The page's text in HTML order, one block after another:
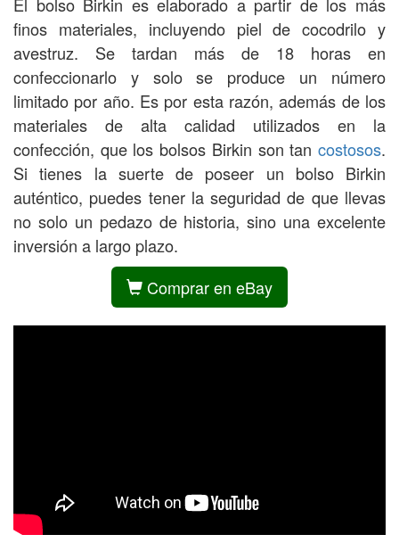
finos materiales, incluyendo piel de cocodrilo y
avestruz. Se tardan más de 18 horas en
confeccionarlo y solo se produce un número
limitado por año. Es por esta razón, además de los
materiales de alta calidad utilizados en la
confección, que los bolsos Birkin son tan costosos.
Si tienes la suerte de poseer un bolso Birkin
auténtico, puedes tener la seguridad de que llevas
no solo un pedazo de historia, sino una excelente
inversión a largo plazo.
Comprar en eBay